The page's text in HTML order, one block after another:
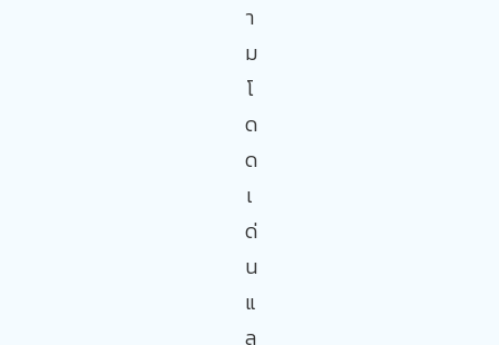
า
ม
โ
ด
ด
เ
ด่
น
แ
ล